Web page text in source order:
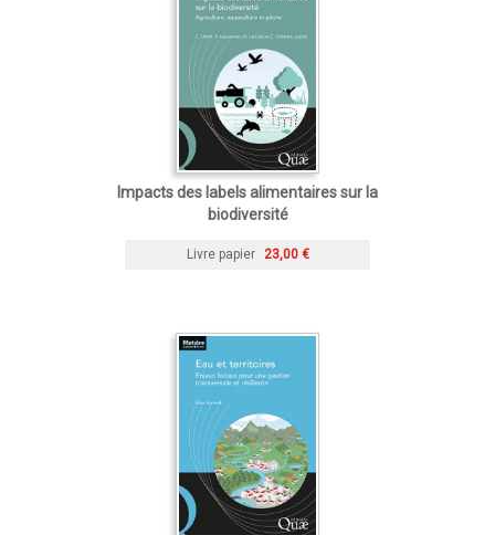
Impacts des labels alimentaires sur la
biodiversité
Livre papier 23,00 €